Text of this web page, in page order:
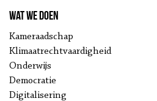
Wat we doen
Kameraadschap
Klimaatrechtvaardigheid
Onderwijs
Democratie
Digitalisering